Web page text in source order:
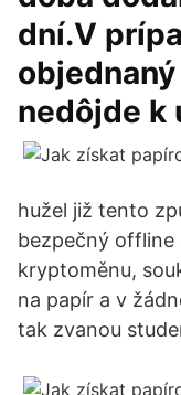
dní.V
nedôjde k
hužel již tento
bezpečný offline
kryptoměnu,
na papír a v
tak zvanou